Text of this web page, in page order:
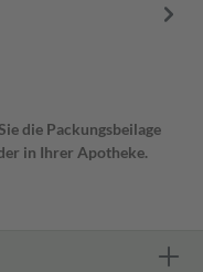
die Packungsbeilage
in Ihrer Apotheke.